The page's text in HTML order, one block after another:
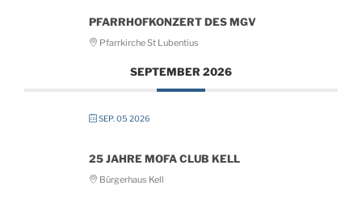
PFARRHOFKONZERT DES MGV
Pfarrkirche St Lubentius
SEPTEMBER 2026
SEP. 05 2026
25 JAHRE MOFA CLUB KELL
Bürgerhaus Kell